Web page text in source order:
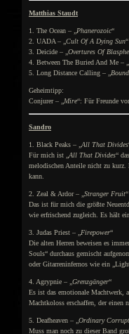
Matthias Staudt
1. The Ocean – „ Phanerozoic“
2. UADA – „ Cult Of A Dying Sun“
3. Deicide – „ Overtures Of
4. Between The Buried And Me – „
5. Long Distance Calling – „
Geheimtipp:
Conjurer – „ Mire“: Für Freunde
Sandro
1. Black Peaks – „ All That Divides
Für mich ist „ All That Divides“
melodischen Anteile nicht zu kurz.
kann.
2. Zeal & Ardor – „ Stranger Fruit“
Das ist für mich die größte
wie erfrischend zugleich. Es hält
3. Judas Priest – „ Firepower“
Die alten Herren beweisen es
Souls“ durchaus gemischt
oder Gitarreninfernos wie ein
4. Agrypnie – „ Grenzgänger“
Es ist das emotionale Machtwerk,
Machtkoloss erschaffen, der einen
5. Deafheaven – „ Ordinary
Muss man noch zu dieser Band